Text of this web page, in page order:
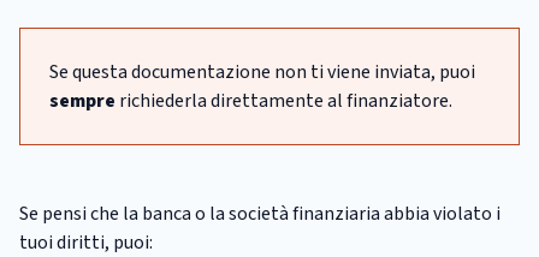
Se questa documentazione non ti viene inviata, puoi
sempre richiederla direttamente al finanziatore.
Se pensi che la banca o la società finanziaria abbia violato i
tuoi diritti, puoi: